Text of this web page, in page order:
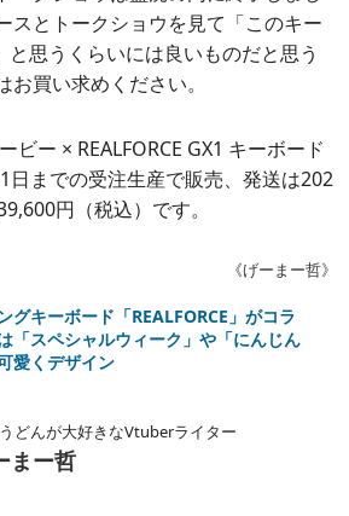
スとトークショウを見て「このキー
思うくらいには良いものだと思う
買い求めください。
ビー × REALFORCE GX1 キーボード
日までの受注生産で販売、発送は202
円（税込）です。
《げーまー哲》
グキーボード「REALFORCE」がコラ
「スペシャルウィーク」や「にんじん
愛くデザイン
どんが大好きなVtuberライター
まー哲